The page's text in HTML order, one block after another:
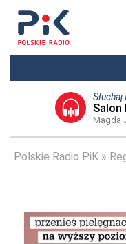
Słuchaj
Salon
Magda
Polskie Radio PiK